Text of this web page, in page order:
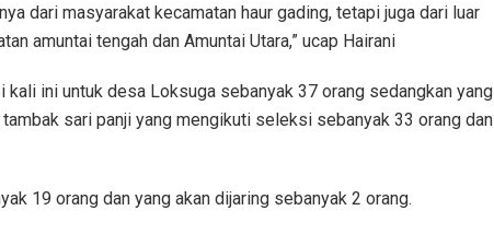
dari masyarakat kecamatan haur gading, tetapi juga dari luar
amuntai tengah dan Amuntai Utara,” ucap Hairani
ini untuk desa Loksuga sebanyak 37 orang sedangkan yang
sari panji yang mengikuti seleksi sebanyak 33 orang dan
19 orang dan yang akan dijaring sebanyak 2 orang.